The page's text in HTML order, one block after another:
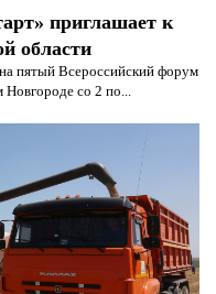
приглашает к
области
пятый Всероссийский форум
со 2 по...